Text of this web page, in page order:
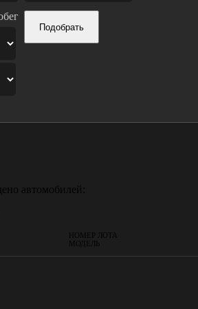
Подобрать
автомобилей:
НОМЕР ЛОТА
МОДЕЛЬ